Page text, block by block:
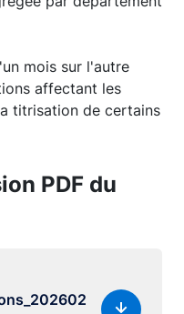
mois sur l'autre
affectant les
titrisation de certains
PDF du